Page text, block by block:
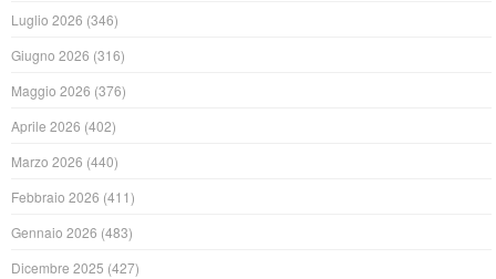
Luglio 2026 (346)
Giugno 2026 (316)
Maggio 2026 (376)
Aprile 2026 (402)
Marzo 2026 (440)
Febbraio 2026 (411)
Gennaio 2026 (483)
Dicembre 2025 (427)